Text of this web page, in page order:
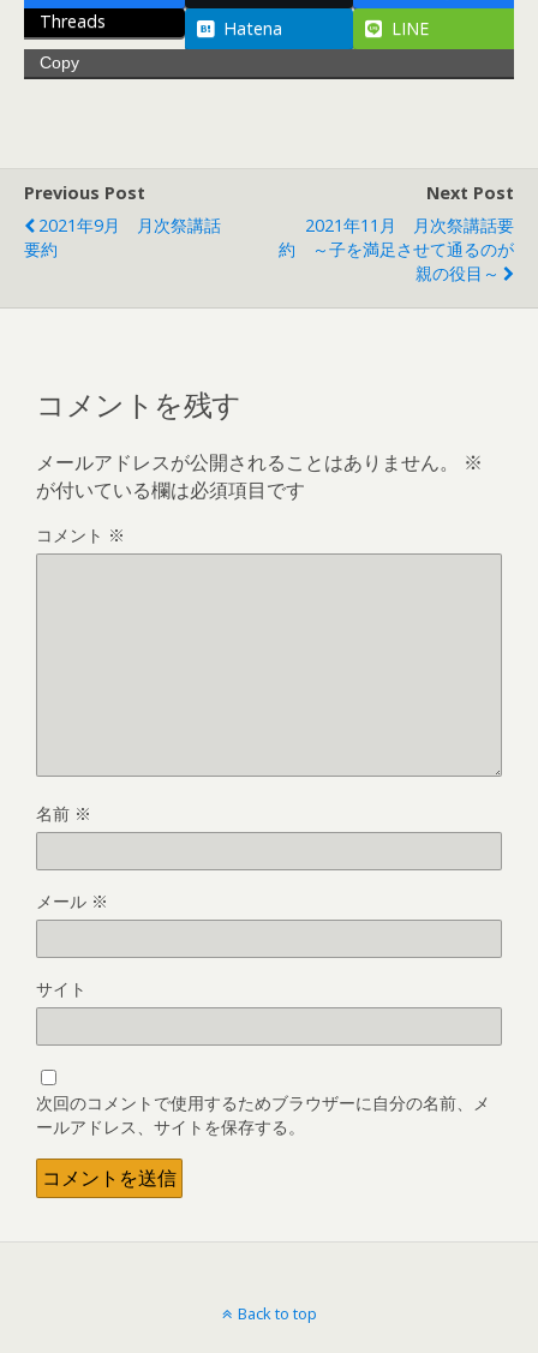
Threads
Hatena LINE
Copy
Previous Post
2021年9月 月次祭講話
要約
Next Post
2021年11月 月次祭講話要
約 ～子を満足させて通るのが
親の役目～
コメントを残す
メールアドレスが公開されることはありません。
※
が付いている欄は必須項目です
コメント ※
名前 ※
メール ※
サイト
次回のコメントで使用するためブラウザーに自分の名前、メ
ールアドレス、サイトを保存する。
Back to top